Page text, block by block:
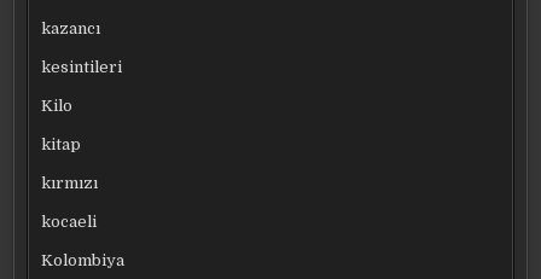
kazancı
kesintileri
Kilo
kitap
kırmızı
kocaeli
Kolombiya